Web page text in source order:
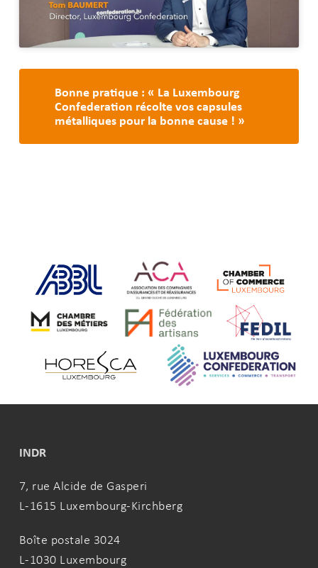
Bonne pratique : « La Luxembourg
Confederation récolte vos capsules
métalliques pour la bonne cause ! »
INDR
7, rue Alcide de Gasperi
L-1615 Luxembourg-Kirchberg
Boîte postale 3024
L-1030 Luxembourg